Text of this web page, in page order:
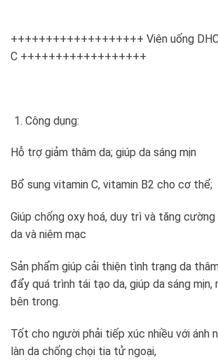
+++++++++++++++++++ Viên uống
C ++++++++++++++++++
Công dụng:
Hỗ trợ giảm thâm da; giúp da sáng mịn
Bổ sung vitamin C, vitamin B2 cho cơ thể;
Giúp chống oxy hoá, duy trì và tăng
da và niêm mạc
Sản phẩm giúp cải thiện tình trạng da
đẩy quá trình tái tạo da, giúp da sáng mịn,
bên trong.
Tốt cho người phải tiếp xúc nhiều với ánh
làn da chống chọi tia tử ngoại,